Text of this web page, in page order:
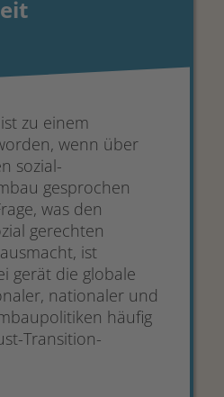
zu einem
wenn über
sozial-
gesprochen
was den
gerechten
ist
gerät die globale
nationaler und
häufig
Transition-